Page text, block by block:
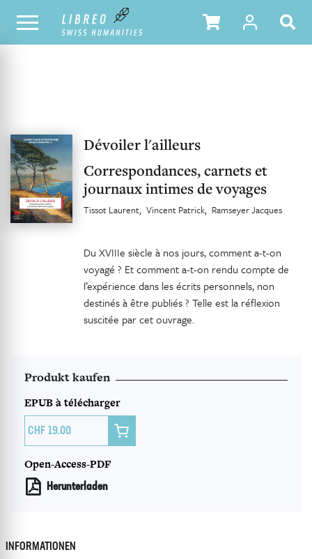
UNSER KATALOG INHALTSVERZEICHNIS
Dévoiler l'ailleurs
Correspondances, carnets et
journaux intimes de voyages
Tissot Laurent Vincent Patrick Ramseyer Jacques
Du XVIIIe siècle à nos jours, comment a-t-on
voyagé ? Et comment a-t-on rendu compte de
l’expérience dans les écrits personnels, non
destinés à être publiés ? Telle est la réflexion
suscitée par cet ouvrage.
Produkt kaufen
EPUB à télécharger
19.00 
Open-Access-PDF
Herunterladen
INFORMATIONEN